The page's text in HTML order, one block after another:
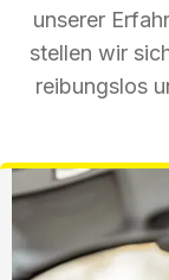
unserer
stellen wir
reibungslos